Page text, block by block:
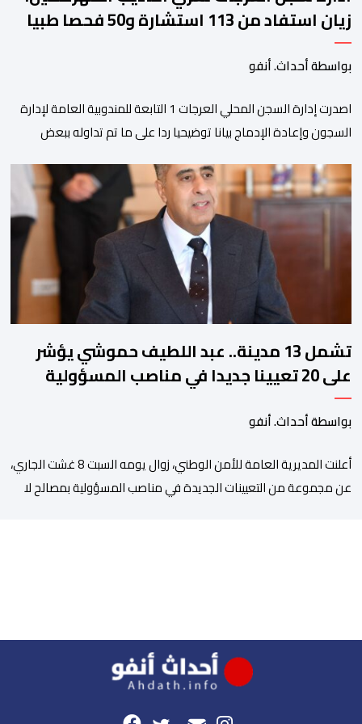
زيان استفاد من 113 استشارة و50 فحصا طبيا
بواسطة أحداث. أنفو
اصدرت إدارة السجن المحلي العرجات 1 التابعة للمندوبية العامة لإدارة
السجون وإعادة الإدماج بيانا توضيحيا ردا على ما تم تداوله ببعض
زيان، المعتقل بالمؤسسة ذاتها، وذلك لتنوير الرأي العام بالحقائق
والمعطيات الدقيقة.واوضحت إدارة المؤسسة السجنية أن المعني
بالأمر يستفيد منذ إيداعه من تتبع طبي منتظم ومستمر وفقا […]
تشمل 13 مدينة.. عبد اللطيف حموشي يؤشر
على 20 تعيينا جديدا في مناصب المسؤولية
بمصالح الأمن الوطني
بواسطة أحداث. أنفو
أعلنت المديرية العامة للأمن الوطني، زوال يومه السبت 8 غشت الجاري،
عن مجموعة من التعيينات الجديدة في مناصب المسؤولية بمصالح لا